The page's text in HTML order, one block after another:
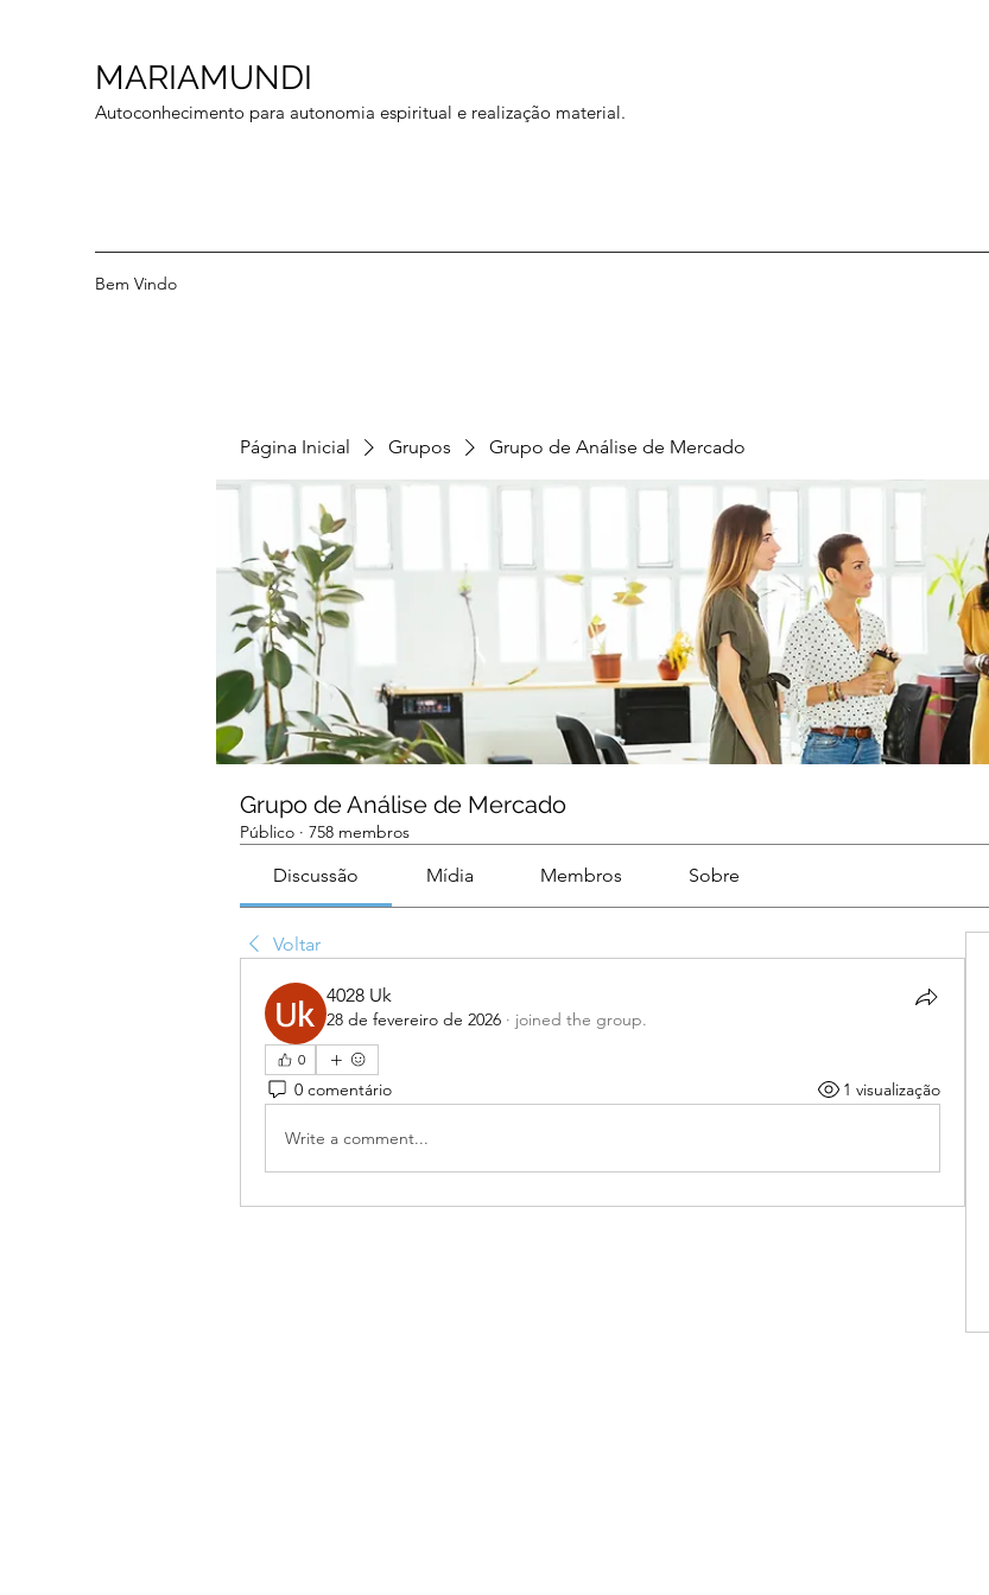
MARIAMUNDI
Autoconhecimento para autonomia espiritual e realização material.
Bem Vindo
Página Inicial Grupos Grupo de Análise de Mercado
Grupo de Análise de Mercado
Público · 758 membros
Discussão Mídia Membros Sobre
Voltar
4028 Uk
28 de fevereiro de 2026 · joined the group.
0
0 comentário 1 visualização
Write a comment...